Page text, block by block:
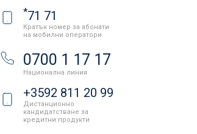
*71 71
Кратък номер за абонати
на мобилни оператори
0700 1 17 17
Национална линия
+3592 811 20 99
Дистанционно
кандидатстване за
кредитни продукти